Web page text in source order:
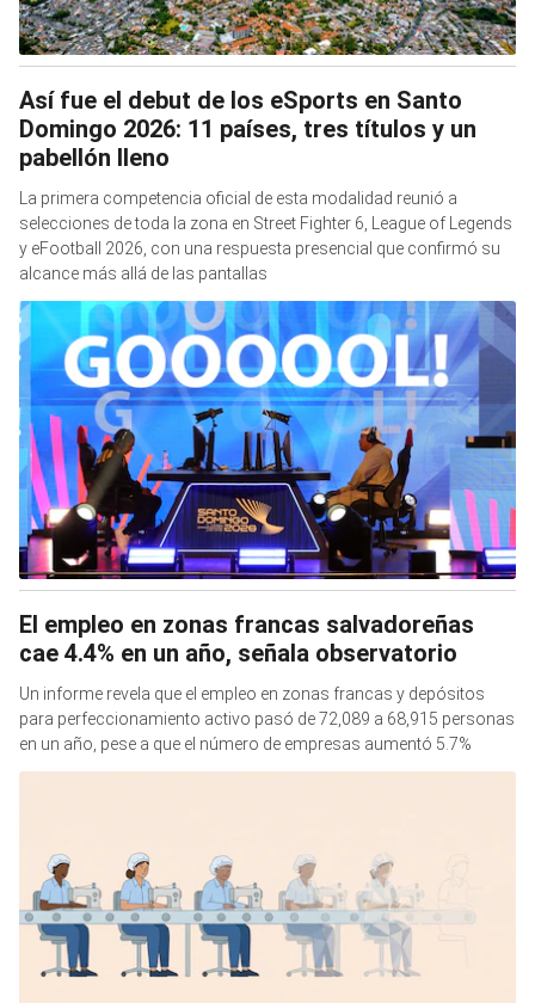
Así fue el debut de los eSports en Santo
Domingo 2026: 11 países, tres títulos y un
pabellón lleno
La primera competencia oficial de esta modalidad reunió a
selecciones de toda la zona en Street Fighter 6, League of Legends
y eFootball 2026, con una respuesta presencial que confirmó su
alcance más allá de las pantallas
El empleo en zonas francas salvadoreñas
cae 4.4% en un año, señala observatorio
Un informe revela que el empleo en zonas francas y depósitos
para perfeccionamiento activo pasó de 72,089 a 68,915 personas
en un año, pese a que el número de empresas aumentó 5.7%